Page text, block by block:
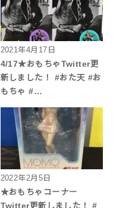
2021年4月17日
4/17★おもちゃTwitter更
新しました！ #おた天 #お
もちゃ #…
2022年2月5日
★おもちゃコーナー
Twitter更新しました！ #